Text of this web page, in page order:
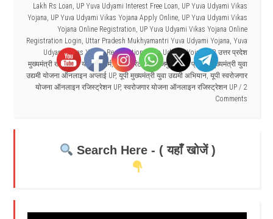
Lakh Rs Loan, UP Yuva Udyami Interest Free Loan, UP Yuva Udyami Vikas
Yojana, UP Yuva Udyami Vikas Yojana Apply Online, UP Yuva Udyami Vikas
Yojana Online Registration, UP Yuva Udyami Vikas Yojana Online
Registration Login, Uttar Pradesh Mukhyamantri Yuva Udyami Yojana, Yuva
Udyami Vikas Yojana Registration,Yuva Udyami Yojana UP,उत्तर प्रदेश
मुख्यमंत्री खेत सुरक्षा योजना फॉर्म,बिना गारंटी के ब्याजमुक्त ऋण प्रदान, मुख्यमंत्री युवा
उद्यमी योजना ऑनलाइन अप्लाई UP, यूपी मुख्यमंत्री युवा उद्यमी अभियान, यूपी स्वरोजगार
योजना ऑनलाइन रजिस्ट्रेशन UP, स्वरोजगार योजना ऑनलाइन रजिस्ट्रेशन UP
2
Comments
Search Here - ( यहाँ खोजें )